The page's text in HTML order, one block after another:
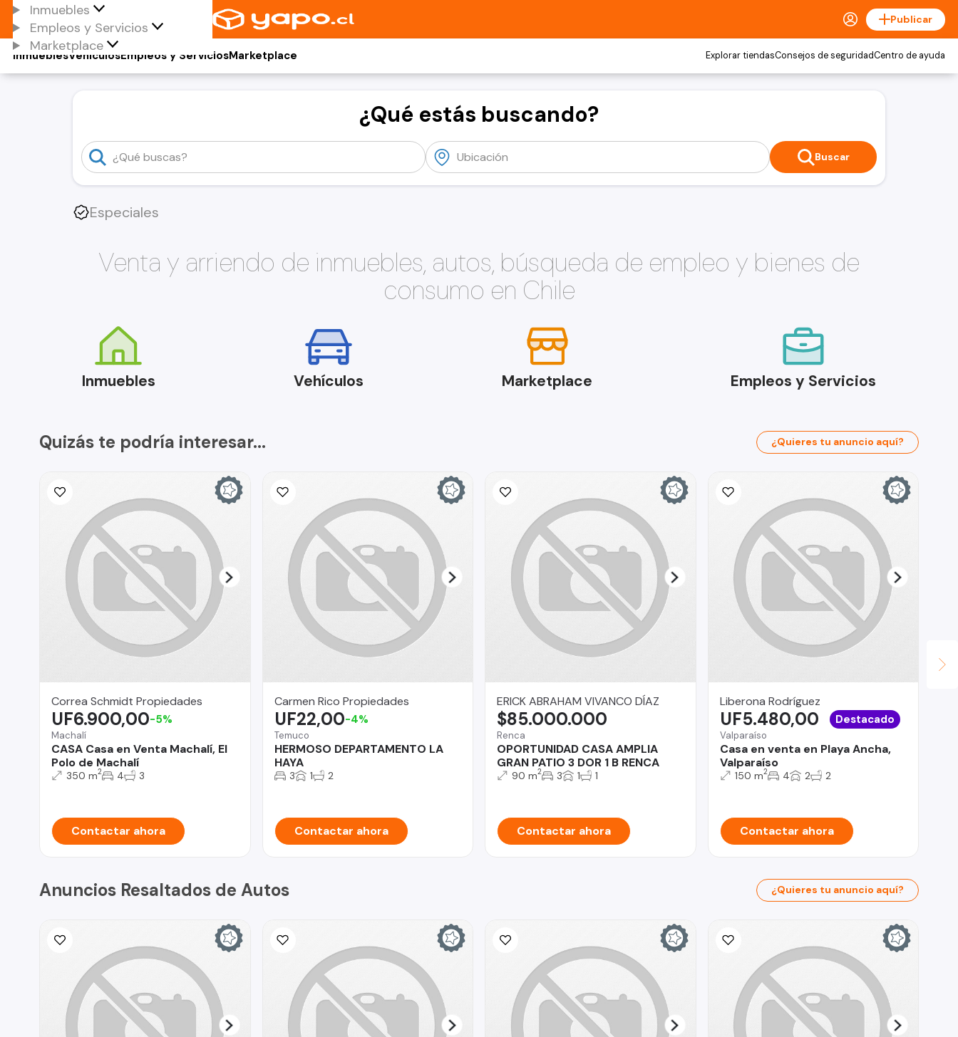
Inmuebles
Empleos y Servicios
Marketplace
Publicar
Vehículos
Inmuebles Empleos y ServiciosMarketplace Explorar tiendasConsejos de seguridadCentro de ayuda
¿Qué estás buscando?
Buscar
Especiales
Venta y arriendo de inmuebles, autos, búsqueda de empleo y bienes de
consumo en Chile
Inmuebles Vehículos Marketplace Empleos y Servicios
Quizás te podría interesar... ¿Quieres tu anuncio aquí?
Correa Schmidt Propiedades
Machalí
CASA Casa en Venta Machalí, El
Polo de Machalí
UF6.900,00-5%
350 m2 4 3
Contactar ahora
Carmen Rico Propiedades
Temuco
HERMOSO DEPARTAMENTO LA
HAYA
UF22,00-4%
3 1 2
Contactar ahora
ERICK ABRAHAM VIVANCO DÍAZ
Renca
OPORTUNIDAD CASA AMPLIA
GRAN PATIO 3 DOR 1 B RENCA
$85.000.000
90 m2 3 1 1
Contactar ahora
Liberona Rodríguez
Valparaíso
Casa en venta en Playa Ancha,
Valparaíso
UF5.480,00 Destacado
150 m2 4 2 2
Contactar ahora
Anuncios Resaltados de Autos ¿Quieres tu anuncio aquí?